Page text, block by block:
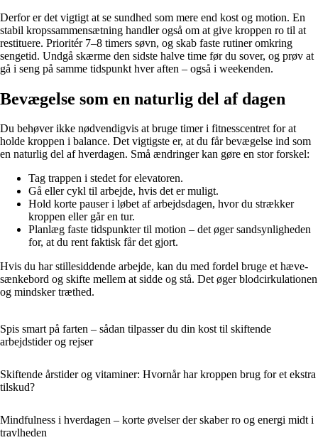
Derfor er det vigtigt at se sundhed som mere end kost og motion. En
stabil kropssammensætning handler også om at give kroppen ro til at
restituere. Prioritér 7–8 timers søvn, og skab faste rutiner omkring
sengetid. Undgå skærme den sidste halve time før du sover, og prøv at
gå i seng på samme tidspunkt hver aften – også i weekenden.
Bevægelse som en naturlig del af dagen
Du behøver ikke nødvendigvis at bruge timer i fitnesscentret for at
holde kroppen i balance. Det vigtigste er, at du får bevægelse ind som
en naturlig del af hverdagen. Små ændringer kan gøre en stor forskel:
Tag trappen i stedet for elevatoren.
Gå eller cykl til arbejde, hvis det er muligt.
Hold korte pauser i løbet af arbejdsdagen, hvor du strækker
kroppen eller går en tur.
Planlæg faste tidspunkter til motion – det øger sandsynligheden
for, at du rent faktisk får det gjort.
Hvis du har stillesiddende arbejde, kan du med fordel bruge et hæve-
sænkebord og skifte mellem at sidde og stå. Det øger blodcirkulationen
og mindsker træthed.
Spis smart på farten – sådan tilpasser du din kost til skiftende
arbejdstider og rejser
Skiftende årstider og vitaminer: Hvornår har kroppen brug for et ekstra
tilskud?
Mindfulness i hverdagen – korte øvelser der skaber ro og energi midt i
travlheden